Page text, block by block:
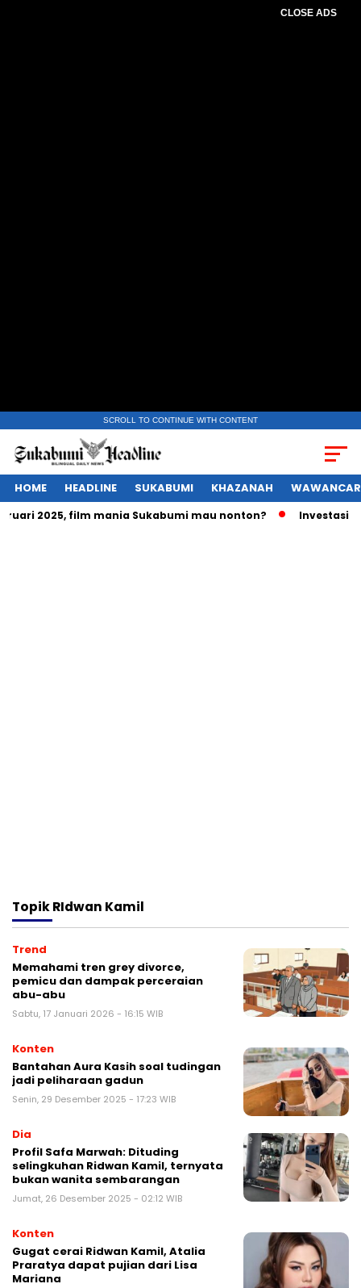
CLOSE ADS
SCROLL TO CONTINUE WITH CONTENT
HOME HEADLINE SUKABUMI KHAZANAH
2025, film mania Sukabumi mau nonton? Investasi
TopikRIdwan Kamil
Trend
Memahami tren grey divorce,
pemicu dan dampak perceraian
abu-abu
Sabtu, 17 Januari 2026 - 16:15 WIB
Konten
Bantahan Aura Kasih soal tudingan
jadi peliharaan gadun
Senin, 29 Desember 2025 - 17:23 WIB
Dia
Profil Safa Marwah: Dituding
selingkuhan Ridwan Kamil, ternyata
bukan wanita sembarangan
Jumat, 26 Desember 2025 - 02:12 WIB
Konten
Gugat cerai Ridwan Kamil, Atalia
Praratya dapat pujian dari Lisa
Mariana